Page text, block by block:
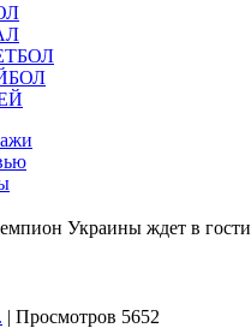
Украины ждет в
| Просмотров 5652